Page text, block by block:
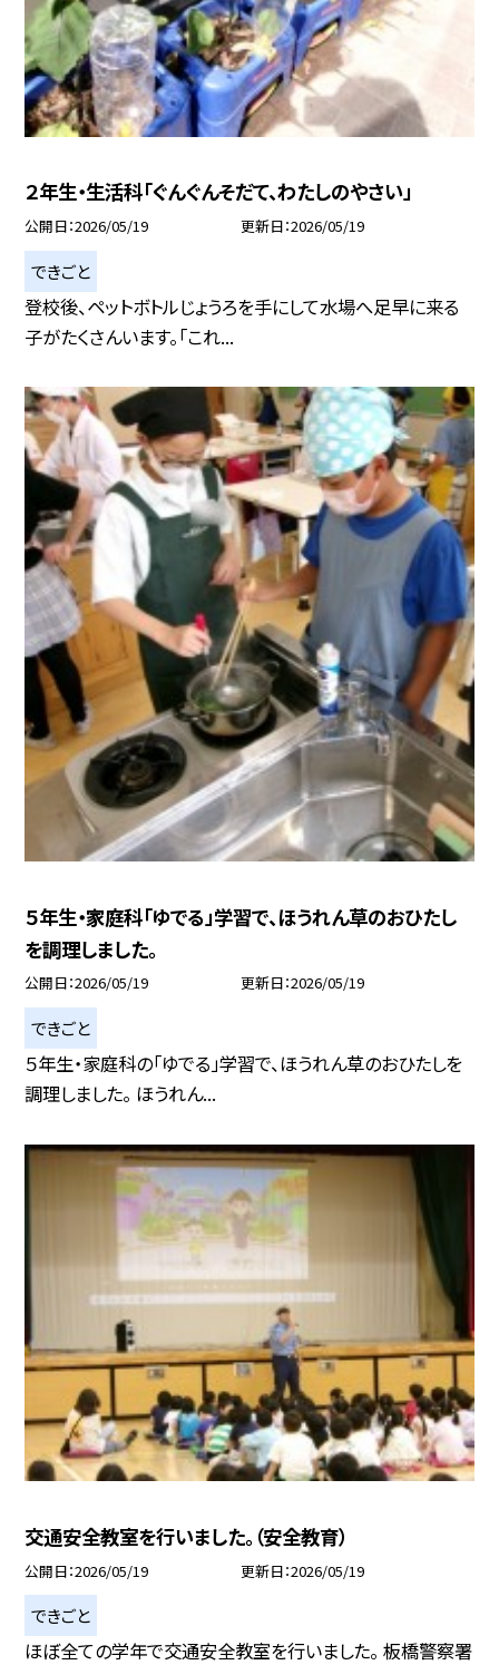
２年生・生活科「ぐんぐんそだて、わたしのやさい」
公開日 2026/05/19 更新日 2026/05/19
できごと
登校後、ペットボトルじょうろを手にして水場へ足早に来る
子がたくさんいます。「これ...
５年生・家庭科「ゆでる」学習で、ほうれん草のおひたし
を調理しました。
公開日 2026/05/19 更新日 2026/05/19
できごと
５年生・家庭科の「ゆでる」学習で、ほうれん草のおひたしを
調理しました。 ほうれん...
交通安全教室を行いました。（安全教育）
公開日 2026/05/19 更新日 2026/05/19
できごと
ほぼ全ての学年で交通安全教室を行いました。 板橋警察署